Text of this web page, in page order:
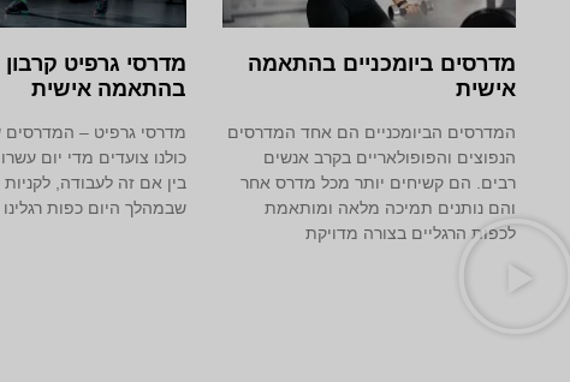
מדרסים ביומכניים בהתאמה
אישית
המדרסים הביומכניים הם אחד המדרסים
הנפוצים והפופולאריים בקרב אנשים
רבים. הם קשיחים יותר מכל מדרס אחר
והם נותנים תמיכה מלאה ומותאמת
לכפות הרגליים בצורה מדויקת
מדרסי גרפיט קרבון
בהתאמה אישית
מדרסי גרפיט – המדרסים
כולנו צועדים מדי יום
בין אם זה לעבודה, לקניות
שבמהלך היום כפות